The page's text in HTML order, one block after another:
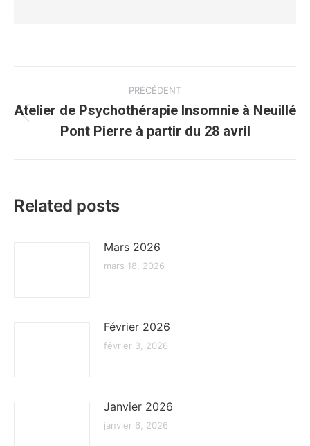
Navigation
article
PRÉCÉDENT
Article
précédent
Atelier de Psychothérapie Insomnie à Neuillé
Pont Pierre à partir du 28 avril
Related posts
Mars 2026
mars 18, 2026
Février 2026
février 3, 2026
Janvier 2026
janvier 6, 2026